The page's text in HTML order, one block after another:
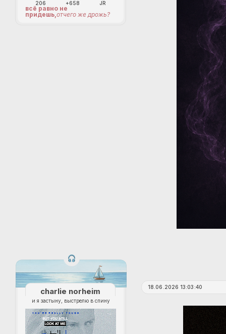
206 +658 JR
всё равно не
придешь, отчего же дрожь?
18.06.2026 13:03:40
charlie norheim
и я застыну, выстрелю в спину